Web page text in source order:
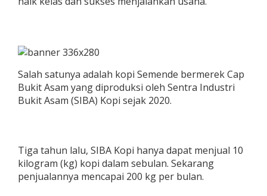
Salah satunya adalah kopi Semende bermerek Cap
Bukit Asam yang diproduksi oleh Sentra Industri
Bukit Asam (SIBA) Kopi sejak 2020.
Tiga tahun lalu, SIBA Kopi hanya dapat menjual 10
kilogram (kg) kopi dalam sebulan. Sekarang
penjualannya mencapai 200 kg per bulan.